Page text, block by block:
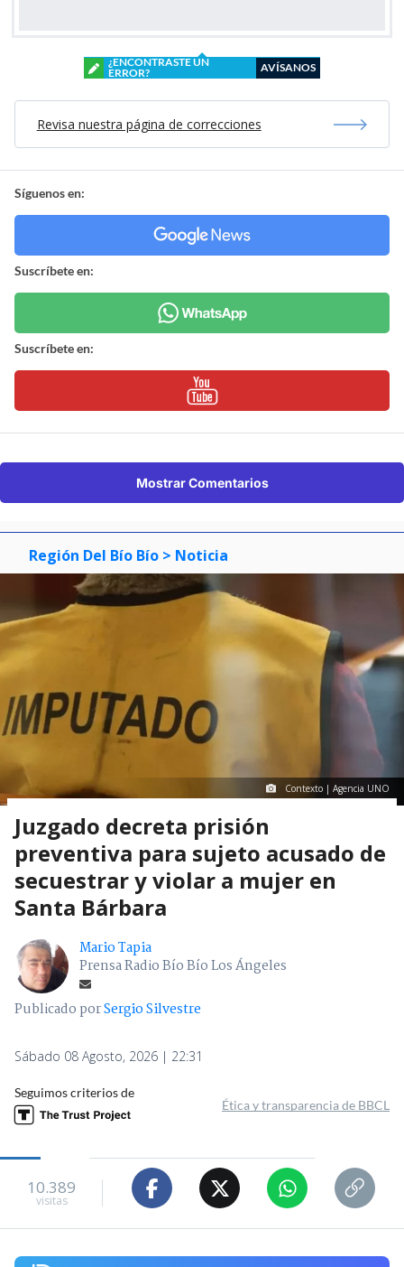
¿ENCONTRASTE UN
ERROR?
AVÍSANOS
Revisa nuestra página de correcciones
Síguenos en:
Suscríbete en:
Suscríbete en:
Mostrar Comentarios
Región Del Bío Bío > Noticia
Contexto | Agencia UNO
Juzgado decreta prisión
preventiva para sujeto acusado de
secuestrar y violar a mujer en
Santa Bárbara
Mario Tapia
Prensa Radio Bío Bío Los Ángeles
Publicado porSergio Silvestre
Sábado 08 Agosto, 2026 | 22:31
Seguimos criterios de
Ética y transparencia de BBCL
10.389
visitas